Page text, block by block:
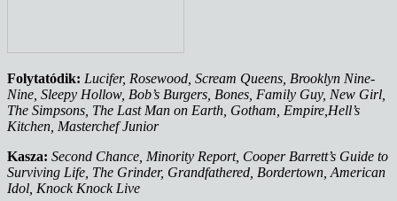
Folytatódik: Lucifer, Rosewood, Scream Queens, Brooklyn Nine-
Nine, Sleepy Hollow, Bob’s Burgers, Bones, Family Guy, New Girl,
The Simpsons, The Last Man on Earth, Gotham, Empire,Hell’s
Kitchen, Masterchef Junior
Kasza: Second Chance, Minority Report, Cooper Barrett’s Guide to
Surviving Life, The Grinder, Grandfathered, Bordertown, American
Idol, Knock Knock Live